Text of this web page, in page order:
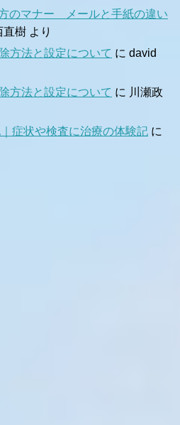
のマナー メールと手紙の違い
直樹 より
方法と設定について に david
方法と設定について に 川瀬政
症状や検査に治療の体験記 に